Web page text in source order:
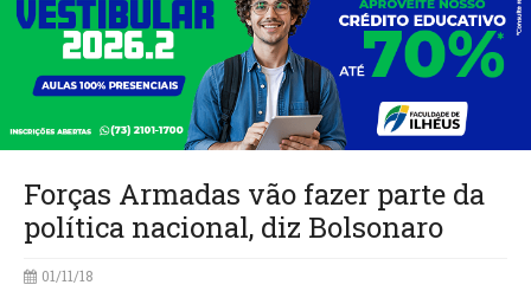
Forças Armadas vão fazer parte da
política nacional, diz Bolsonaro
01/11/18